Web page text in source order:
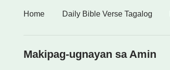
Home Daily Bible Verse Tagalog
Makipag-ugnayan sa Amin